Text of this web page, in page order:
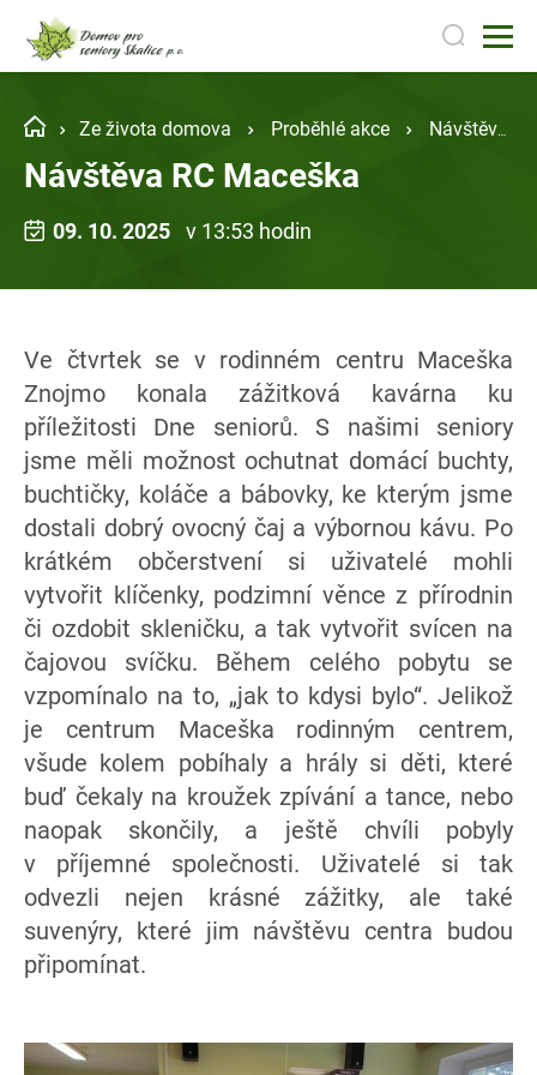
Ze života domova Proběhlé akce Návštěva RC Maceška
Návštěva RC Maceška
09. 10. 2025 v 13:53 hodin
Ve čtvrtek se v rodinném centru Maceška
Znojmo konala zážitková kavárna ku
příležitosti Dne seniorů. S našimi seniory
jsme měli možnost ochutnat domácí buchty,
buchtičky, koláče a bábovky, ke kterým jsme
dostali dobrý ovocný čaj a výbornou kávu. Po
krátkém občerstvení si uživatelé mohli
vytvořit klíčenky, podzimní věnce z přírodnin
či ozdobit skleničku, a tak vytvořit svícen na
čajovou svíčku. Během celého pobytu se
vzpomínalo na to, „jak to kdysi bylo“. Jelikož
je centrum Maceška rodinným centrem,
všude kolem pobíhaly a hrály si děti, které
buď čekaly na kroužek zpívání a tance, nebo
naopak skončily, a ještě chvíli pobyly
v příjemné společnosti. Uživatelé si tak
odvezli nejen krásné zážitky, ale také
suvenýry, které jim návštěvu centra budou
připomínat.